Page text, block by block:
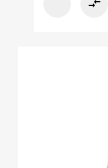
compare_arrows